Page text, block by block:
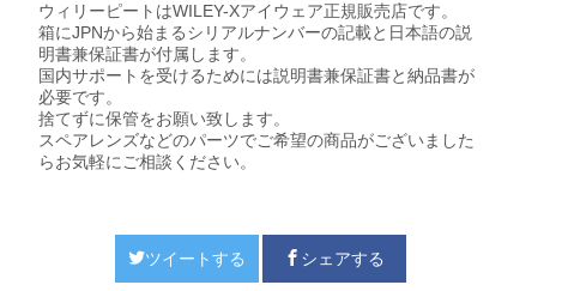
ウィリーピートはWILEY-Xアイウェア正規販売店です。
箱にJPNから始まるシリアルナンバーの記載と日本語の説
明書兼保証書が付属します。
国内サポートを受けるためには説明書兼保証書と納品書が
必要です。
捨てずに保管をお願い致します。
スペアレンズなどのパーツでご希望の商品がございました
らお気軽にご相談ください。
ツイートする シェアする